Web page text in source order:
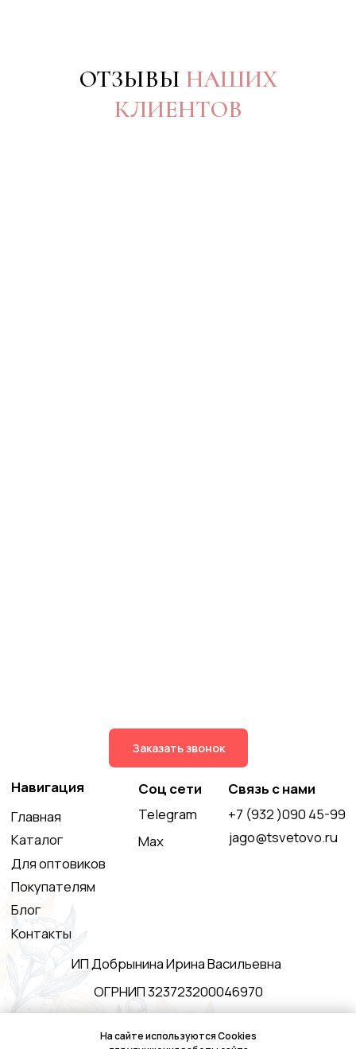
ОТЗЫВЫ НАШИХ
КЛИЕНТОВ
На сайте используются Cookies